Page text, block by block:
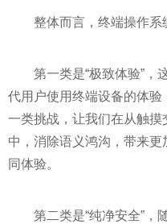
整体而言，终端操作系
第一类是“极致体验”，
代用户使用终端设备的体
一类挑战，让我们在从触
中，消除语义鸿沟，带来
同体验。
第二类是“纯净安全”，